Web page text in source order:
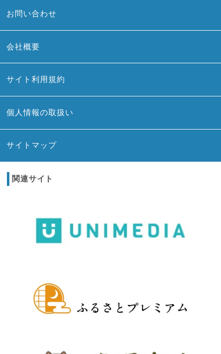
お問い合わせ
会社概要
サイト利用規約
個人情報の取扱い
サイトマップ
関連サイト